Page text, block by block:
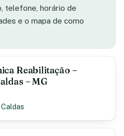
telefone, horário de
e o mapa de como
Reabilitação –
– MG